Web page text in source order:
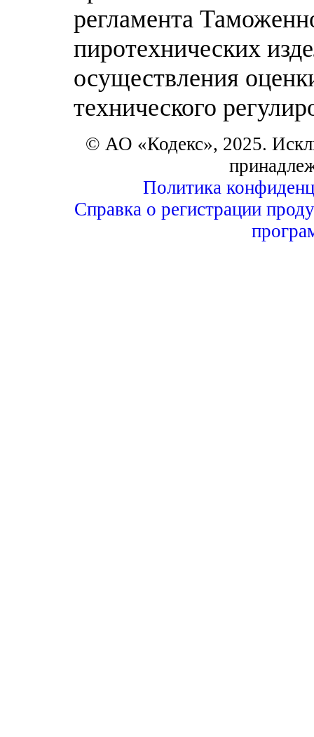
регламента
пиротехнических
осуществления
технического
© АО «Кодекс», 2025.
Политика
Справка о регистрации